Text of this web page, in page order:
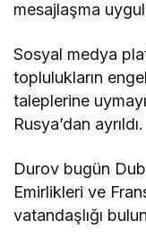
mesajlaşma
Sosyal medya
toplulukların
taleplerine
Rusya’dan ayrıldı.
Durov bugün
Emirlikleri ve
vatandaşlığı